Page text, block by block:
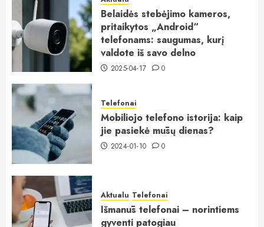
Belaidės stebėjimo kameros,
pritaikytos „Android“
telefonams: saugumas, kurį
valdote iš savo delno
2025-04-17 0
Telefonai
Mobiliojo telefono istorija: kaip
jie pasiekė mūsų dienas?
2024-01-10 0
Aktualu Telefonai
Išmanūs telefonai – norintiems
gyventi patogiau